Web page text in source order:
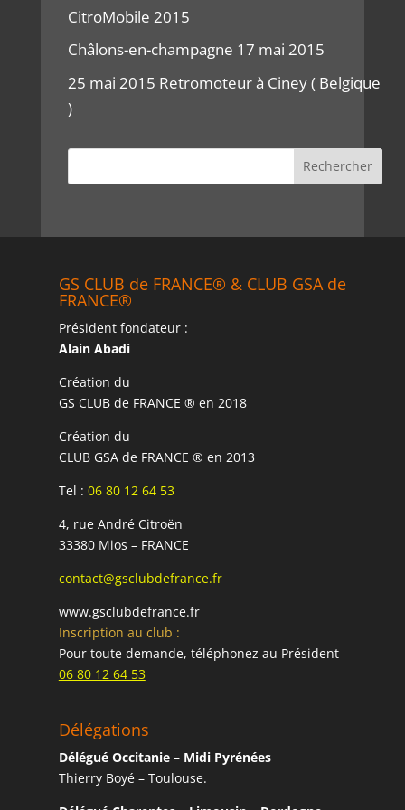
CitroMobile 2015
Châlons-en-champagne 17 mai 2015
25 mai 2015 Retromoteur à Ciney ( Belgique
)
GS CLUB de FRANCE® & CLUB GSA de
FRANCE®
Président fondateur :
Alain Abadi
Création du
GS CLUB de FRANCE ® en 2018
Création du
CLUB GSA de FRANCE ® en 2013
Tel : 06 80 12 64 53
4, rue André Citroën
33380 Mios – FRANCE
contact@gsclubdefrance.fr
www.gsclubdefrance.fr
Inscription au club :
Pour toute demande, téléphonez au Président
06 80 12 64 53
Délégations
Délégué Occitanie – Midi Pyrénées
Thierry Boyé – Toulouse.